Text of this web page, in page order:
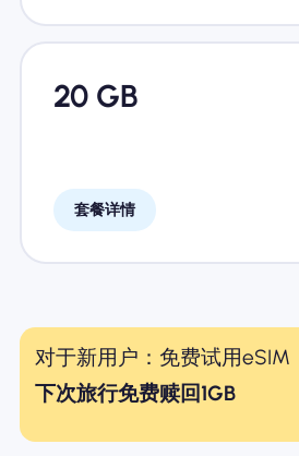
20 GB
套餐详情
对于新用户：免费试用eSIM
下次旅行免费赎回1GB